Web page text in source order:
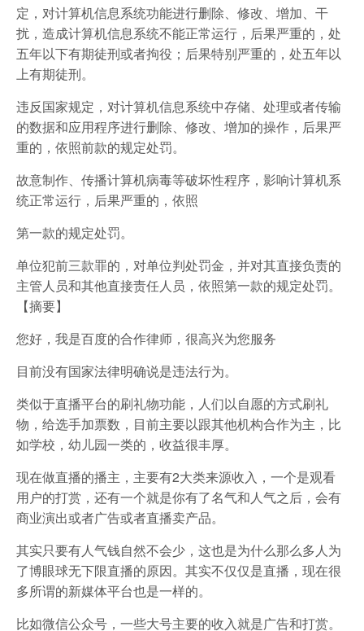
定，对计算机信息系统功能进行删除、修改、增加、干
扰，造成计算机信息系统不能正常运行，后果严重的，处
五年以下有期徒刑或者拘役；后果特别严重的，处五年以
上有期徒刑。
违反国家规定，对计算机信息系统中存储、处理或者传输
的数据和应用程序进行删除、修改、增加的操作，后果严
重的，依照前款的规定处罚。
故意制作、传播计算机病毒等破坏性程序，影响计算机系
统正常运行，后果严重的，依照
第一款的规定处罚。
单位犯前三款罪的，对单位判处罚金，并对其直接负责的
主管人员和其他直接责任人员，依照第一款的规定处罚。
【摘要】
您好，我是百度的合作律师，很高兴为您服务
目前没有国家法律明确说是违法行为。
类似于直播平台的刷礼物功能，人们以自愿的方式刷礼
物，给选手加票数，目前主要以跟其他机构合作为主，比
如学校，幼儿园一类的，收益很丰厚。
现在做直播的播主，主要有2大类来源收入，一个是观看
用户的打赏，还有一个就是你有了名气和人气之后，会有
商业演出或者广告或者直播卖产品。
其实只要有人气钱自然不会少，这也是为什么那么多人为
了博眼球无下限直播的原因。其实不仅仅是直播，现在很
多所谓的新媒体平台也是一样的。
比如微信公众号，一些大号主要的收入就是广告和打赏。